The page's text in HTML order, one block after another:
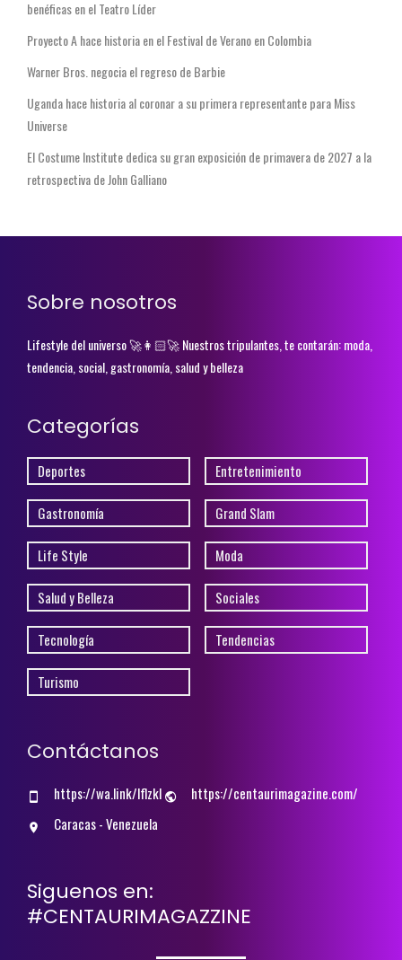
benéficas en el Teatro Líder
Proyecto A hace historia en el Festival de Verano en Colombia
Warner Bros. negocia el regreso de Barbie
Uganda hace historia al coronar a su primera representante para Miss
Universe
El Costume Institute dedica su gran exposición de primavera de 2027 a la
retrospectiva de John Galliano
Sobre nosotros
Lifestyle del universo 🚀👩🏻‍🚀 Nuestros tripulantes, te contarán: moda,
tendencia, social, gastronomía, salud y belleza
Categorías
Deportes Entretenimiento
Gastronomía Grand Slam
Life Style Moda
Salud y Belleza Sociales
Tecnología Tendencias
Turismo
Contáctanos
https://wa.link/lflzkl
https://centaurimagazine.com/
Caracas - Venezuela
Siguenos en:
#CENTAURIMAGAZZINE